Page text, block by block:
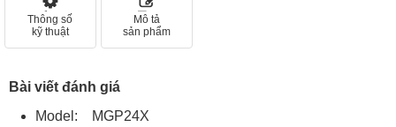
Thông số
kỹ thuật
Mô tả
sản phẩm
Bài viết đánh giá
Model: MGP24X